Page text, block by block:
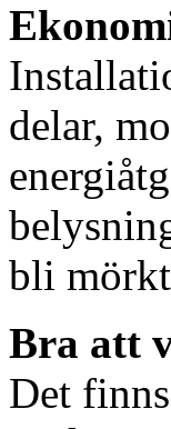
delar,
bli
Bra att
Det